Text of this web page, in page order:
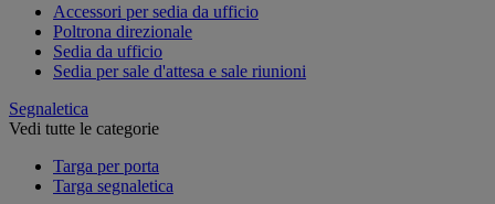
Accessori per sedia da ufficio
Poltrona direzionale
Sedia da ufficio
Sedia per sale d'attesa e sale riunioni
Segnaletica
Vedi tutte le categorie
Targa per porta
Targa segnaletica